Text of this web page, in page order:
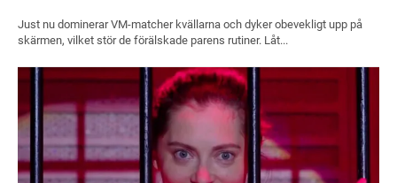
Just nu dominerar VM-matcher kvällarna och dyker obevekligt upp på
skärmen, vilket stör de förälskade parens rutiner. Låt...